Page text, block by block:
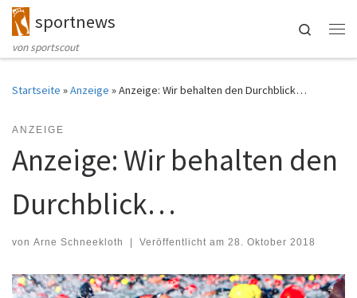
Zum Inhalt springen
sportnews
von sportscout
Search
Startseite »Anzeige »Anzeige: Wir behalten den Durchblick…
ANZEIGE
Anzeige: Wir behalten den
Durchblick…
von Arne Schneekloth | Veröffentlicht am 28. Oktober 2018